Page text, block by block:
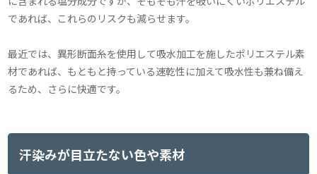
であれば、これらのリスクも減らせます。
最近では、異形断面糸を使用して吸水加工を施したポリエステル素
材であれば、もともと持っている速乾性に加えて吸水性も兼ね備え
るため、さらに快適です。
汗染みが目立たない色や素材